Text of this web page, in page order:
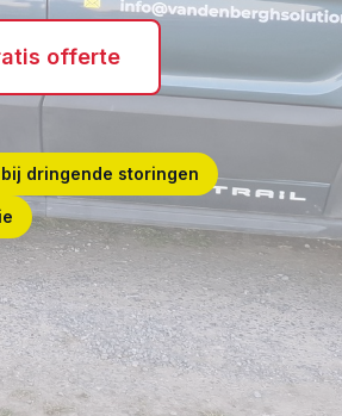
offerte
dringende storingen